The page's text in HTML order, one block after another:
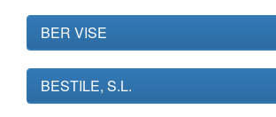
BER VISE
BESTILE, S.L.